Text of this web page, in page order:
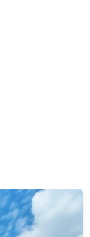
Сокровищ»)